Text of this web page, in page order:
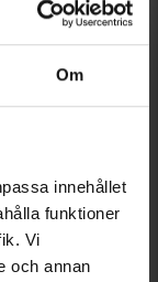
Om
innehållet
funktioner
Vi
och annan